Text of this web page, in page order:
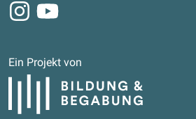
Instagram
Youtube
Ein Projekt von
Bildung und Begabung